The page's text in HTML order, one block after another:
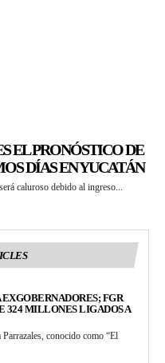
EL PRONÓSTICO DE
DÍAS EN YUCATÁN
caluroso debido al ingreso...
FGR
324 MILLONES LIGADOS A
conocido como “El